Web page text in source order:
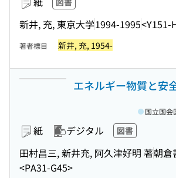
新井, 充, 東京大学1994-1995<Y151-
著者標目 新井, 充, 1954-
エネルギー物質と安
紙 デジタル 図書
田村昌三, 新井充, 阿久津好明 著朝倉
<PA31-G45>
国立国会